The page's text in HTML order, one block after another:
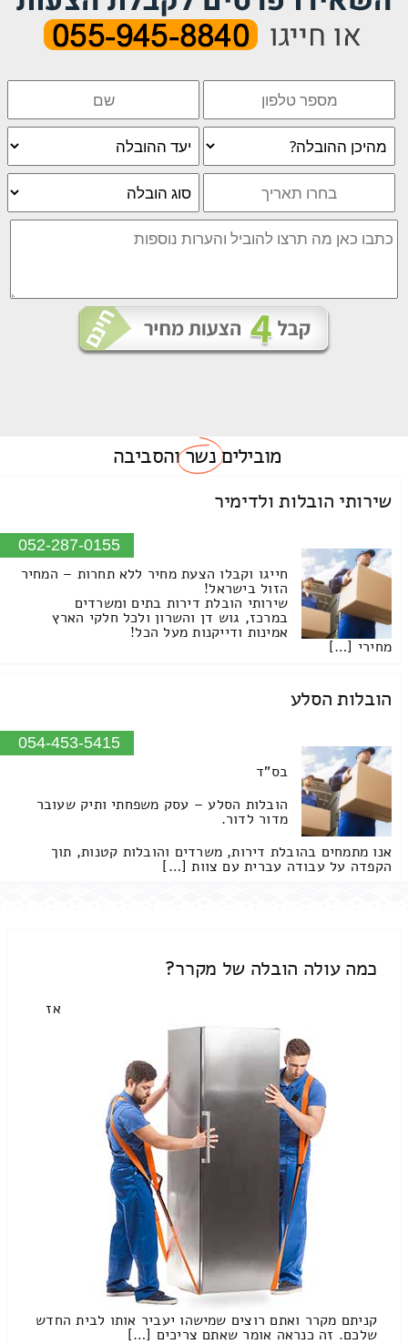
מוביליםנשרוהסביבה
שירותי הובלות ולדימיר
052-287-0155
חייגו וקבלו הצעת מחיר ללא תחרות – המחיר
הזול בישראל!
שירותי הובלת דירות בתים ומשרדים
במרכז, גוש דן והשרון ולכל חלקי הארץ
אמינות ודייקנות מעל הכל!
מחירי […]
הובלות הסלע
054-453-5415
בס"ד
הובלות הסלע – עסק משפחתי ותיק שעובר
מדור לדור.
אנו מתמחים בהובלת דירות, משרדים והובלות קטנות, תוך
הקפדה על עבודה עברית עם צוות […]
כמה עולה הובלה של מקרר?
אז
קניתם מקרר ואתם רוצים שמישהו יעביר אותו לבית החדש
שלכם. זה כנראה אומר שאתם צריכים […]